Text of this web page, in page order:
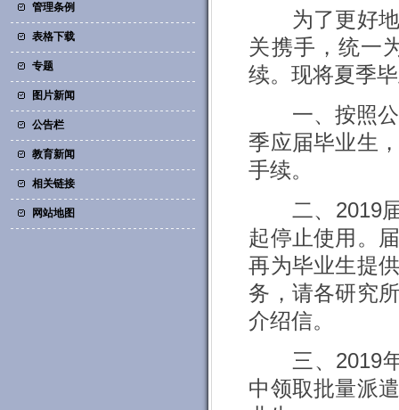
管理条例
表格下载
专题
图片新闻
公告栏
教育新闻
相关链接
网站地图
为了更好地
关携手，统一
续。现将夏季
一、按照公
季应届毕业生
手续。
二、2019届
起停止使用。
再为毕业生提
务，请各研究
介绍信。
三、2019年
中领取批量派